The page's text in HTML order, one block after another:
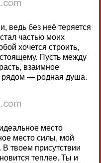
ведь без неё теряется
частью моих
хочется строить,
Пусть между
взаимное
рядом — родная душа.
место
место силы, мой
твоем присутствии
теплее. Ты и